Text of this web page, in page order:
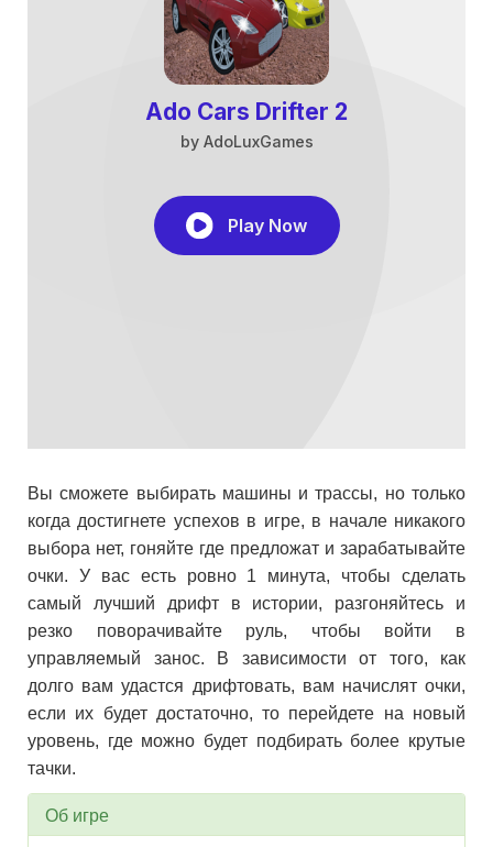
Вы сможете выбирать машины и трассы, но только
когда достигнете успехов в игре, в начале никакого
выбора нет, гоняйте где предложат и зарабатывайте
очки. У вас есть ровно 1 минута, чтобы сделать
самый лучший дрифт в истории, разгоняйтесь и
резко поворачивайте руль, чтобы войти в
управляемый занос. В зависимости от того, как
долго вам удастся дрифтовать, вам начислят очки,
если их будет достаточно, то перейдете на новый
уровень, где можно будет подбирать более крутые
тачки.
Об игре